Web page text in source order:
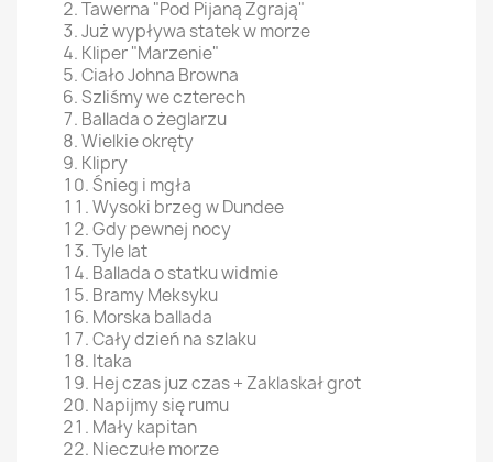
Tawerna "Pod Pijaną Zgrają"
Już wypływa statek w morze
Kliper "Marzenie"
Ciało Johna Browna
Szliśmy we czterech
Ballada o żeglarzu
Wielkie okręty
Klipry
Śnieg i mgła
Wysoki brzeg w Dundee
Gdy pewnej nocy
Tyle lat
Ballada o statku widmie
Bramy Meksyku
Morska ballada
Cały dzień na szlaku
Itaka
Hej czas juz czas + Zaklaskał grot
Napijmy się rumu
Mały kapitan
Nieczułe morze